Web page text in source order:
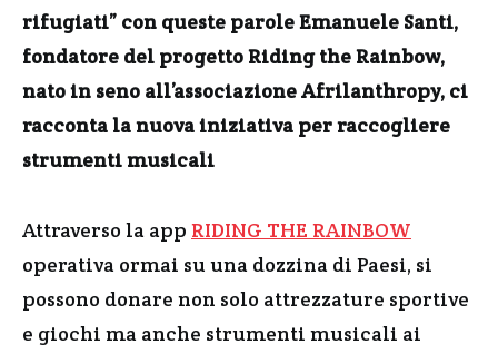
rifugiati” con queste parole Emanuele Santi,
fondatore del progetto Riding the Rainbow,
nato in seno all’associazione Afrilanthropy, ci
racconta la nuova iniziativa per raccogliere
strumenti musicali
Attraverso la app RIDING THE RAINBOW
operativa ormai su una dozzina di Paesi, si
possono donare non solo attrezzature sportive
e giochi ma anche strumenti musicali ai